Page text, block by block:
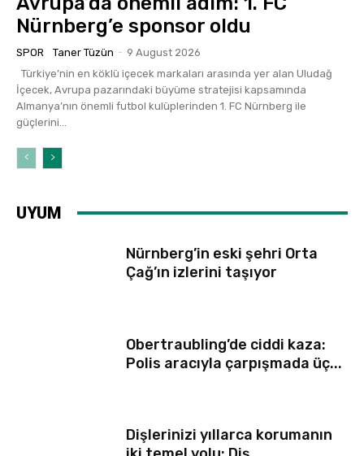
Nürnberg’e sponsor oldu
SPOR Taner Tüzün - 9 August 2026
İçecek, Avrupa pazarındaki büyüme stratejisi kapsamında
Almanya’nın önemli futbol kulüplerinden 1. FC Nürnberg ile
güçlerini...
UYUM
Nürnberg’in eski şehri Orta
Çağ’ın izlerini taşıyor
Obertraubling’de ciddi kaza:
Polis aracıyla çarpışmada üç...
Dişlerinizi yıllarca korumanın